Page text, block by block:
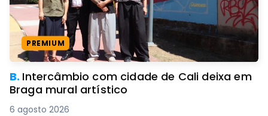
PREMIUM
B. Intercâmbio com cidade de Cali deixa em
Braga mural artístico
6 agosto 2026